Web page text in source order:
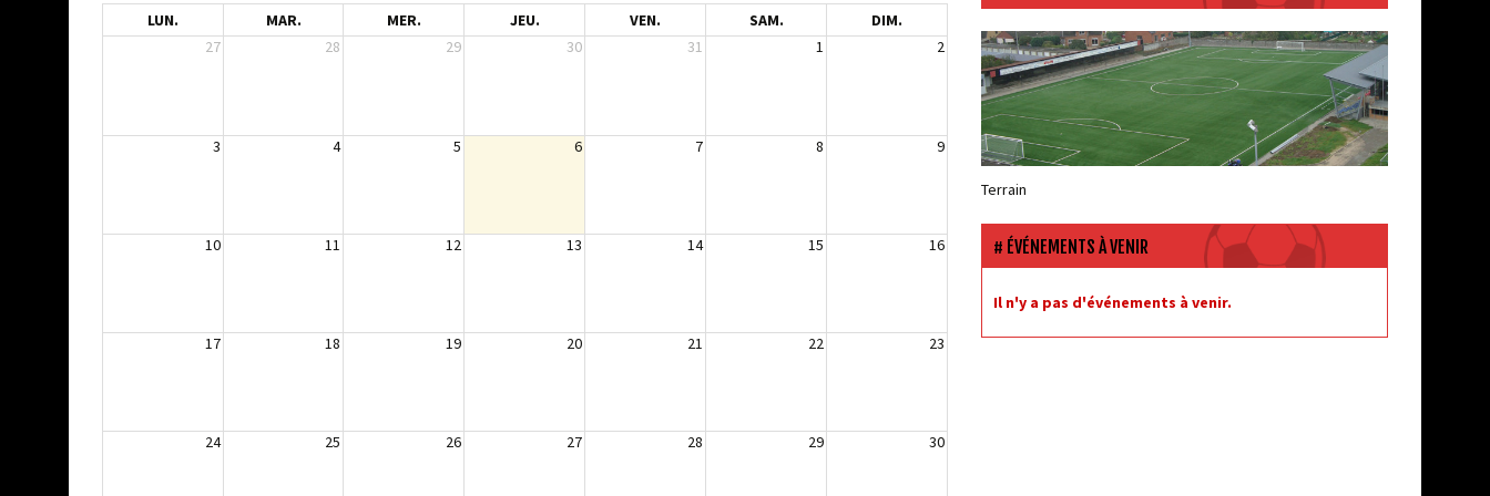
LUN. MAR. MER. JEU. VEN. SAM.
DIM.
27
28 29 30 31 1 2
3 4 5 6 7 8 9
10 11 12 13 14 15 16
17 18 19 20 21 22 23
24 25 26 27 28 29 30
Terrain
ÉVÉNEMENTS À VENIR
Il n'y a pas d'événements à venir.